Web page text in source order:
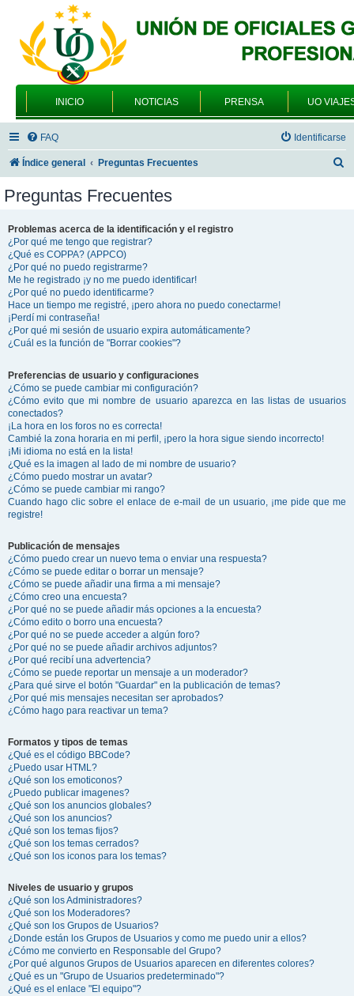
INICIO NOTICIAS PRENSA UO
FAQ Identificarse
Índice general Preguntas Frecuentes
Preguntas Frecuentes
Problemas acerca de la identificación y el registro
¿Por qué me tengo que registrar?
¿Qué es COPPA? (APPCO)
¿Por qué no puedo registrarme?
Me he registrado ¡y no me puedo identificar!
¿Por qué no puedo identificarme?
Hace un tiempo me registré, ¡pero ahora no puedo conectarme!
¡Perdí mi contraseña!
¿Por qué mi sesión de usuario expira automáticamente?
¿Cuál es la función de "Borrar cookies"?
Preferencias de usuario y configuraciones
¿Cómo se puede cambiar mi configuración?
¿Cómo evito que mi nombre de usuario aparezca en las listas de usuarios
conectados?
¡La hora en los foros no es correcta!
Cambié la zona horaria en mi perfil, ¡pero la hora sigue siendo incorrecto!
¡Mi idioma no está en la lista!
¿Qué es la imagen al lado de mi nombre de usuario?
¿Cómo puedo mostrar un avatar?
¿Cómo se puede cambiar mi rango?
Cuando hago clic sobre el enlace de e-mail de un usuario, ¡me pide que me
registre!
Publicación de mensajes
¿Cómo puedo crear un nuevo tema o enviar una respuesta?
¿Cómo se puede editar o borrar un mensaje?
¿Cómo se puede añadir una firma a mi mensaje?
¿Cómo creo una encuesta?
¿Por qué no se puede añadir más opciones a la encuesta?
¿Cómo edito o borro una encuesta?
¿Por qué no se puede acceder a algún foro?
¿Por qué no se puede añadir archivos adjuntos?
¿Por qué recibí una advertencia?
¿Cómo se puede reportar un mensaje a un moderador?
¿Para qué sirve el botón "Guardar" en la publicación de temas?
¿Por qué mis mensajes necesitan ser aprobados?
¿Cómo hago para reactivar un tema?
Formatos y tipos de temas
¿Qué es el código BBCode?
¿Puedo usar HTML?
¿Qué son los emoticonos?
¿Puedo publicar imagenes?
¿Qué son los anuncios globales?
¿Qué son los anuncios?
¿Qué son los temas fijos?
¿Qué son los temas cerrados?
¿Qué son los iconos para los temas?
Niveles de usuario y grupos
¿Qué son los Administradores?
¿Qué son los Moderadores?
¿Qué son los Grupos de Usuarios?
¿Donde están los Grupos de Usuarios y como me puedo unir a ellos?
¿Cómo me convierto en Responsable del Grupo?
¿Por qué algunos Grupos de Usuarios aparecen en diferentes colores?
¿Qué es un "Grupo de Usuarios predeterminado"?
¿Qué es el enlace "El equipo"?